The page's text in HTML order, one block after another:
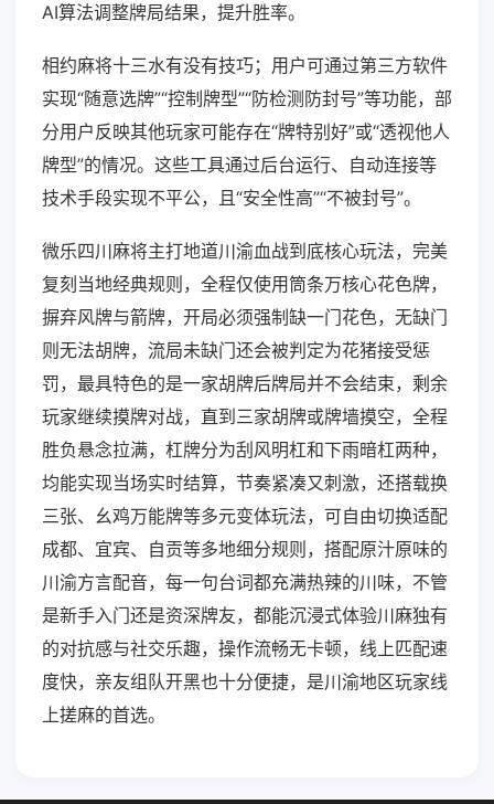
AI算法调整牌局结果，提升胜率。
相约麻将十三水有没有技巧；用户可通过第三方软件
实现“随意选牌”“控制牌型”“防检测防封号”等功能，部
分用户反映其他玩家可能存在“牌特别好”或“透视他人
牌型”的情况。这些工具通过后台运行、自动连接等
技术手段实现不平公，且“安全性高”“不被封号”。
微乐四川麻将主打地道川渝血战到底核心玩法，完美
复刻当地经典规则，全程仅使用筒条万核心花色牌，
摒弃风牌与箭牌，开局必须强制缺一门花色，无缺门
则无法胡牌，流局未缺门还会被判定为花猪接受惩
罚，最具特色的是一家胡牌后牌局并不会结束，剩余
玩家继续摸牌对战，直到三家胡牌或牌墙摸空，全程
胜负悬念拉满，杠牌分为刮风明杠和下雨暗杠两种，
均能实现当场实时结算，节奏紧凑又刺激，还搭载换
三张、幺鸡万能牌等多元变体玩法，可自由切换适配
成都、宜宾、自贡等多地细分规则，搭配原汁原味的
川渝方言配音，每一句台词都充满热辣的川味，不管
是新手入门还是资深牌友，都能沉浸式体验川麻独有
的对抗感与社交乐趣，操作流畅无卡顿，线上匹配速
度快，亲友组队开黑也十分便捷，是川渝地区玩家线
上搓麻的首选。